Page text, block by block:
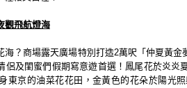
觀飛航燈海
海？商場露天廣場特別打造2萬呎「仲夏黃金
侶及閨蜜們假期寫意遊首選！ 鳳尾花於炎炎
東京的油菜花花田， 金黃色的花朵於陽光照